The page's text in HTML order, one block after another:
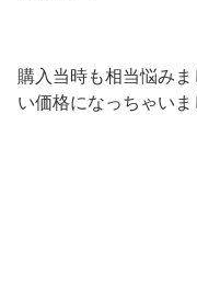
購入当時も相当悩み
い価格になっちゃいま